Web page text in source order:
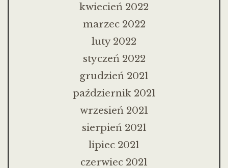
kwiecień 2022
marzec 2022
luty 2022
styczeń 2022
grudzień 2021
październik 2021
wrzesień 2021
sierpień 2021
lipiec 2021
czerwiec 2021